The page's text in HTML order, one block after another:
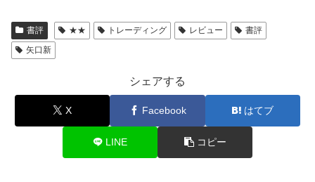
書評 ★★ トレーディング レビュー
書評
矢口新
シェアする
X Facebook はてブ
LINE コピー